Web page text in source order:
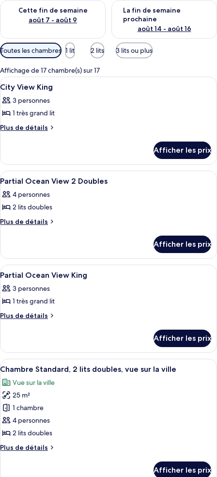
Cette fin de semaine
août 7 - août 9
Vérifier la disponibilité pour cette fin de semaine août 7 -
La fin de semaine
prochaine
août 14 - août 16
Vérifier la disponibilité pour
Filtres
disponibles
pour
les
chambres
Toutes les chambres 1 lit 2 lits 3 lits ou plus
Affichage de 17 chambre(s) sur 17
Afficher
toutes
les
photos
pour
de
chambre :
City
View
King
Une chambre d’hôtel avec un grand
8
City View King
3 personnes
1 très grand lit
Plus de détails
Plus
City
View
King
Afficher les prix
Afficher
toutes
les
photos
pour
de
chambre :
Partial
Ocean
View
Doubles
Une chambre d’hôtel avec un lit,
8
Partial Ocean View 2 Doubles
4 personnes
2 lits doubles
Plus de détails
Plus
Partial
Ocean
View
Doubles
Afficher les prix
Afficher
toutes
les
photos
pour
de
chambre :
Partial
Ocean
View
King
Une chambre d’hôtel avec un lit,
8
Partial Ocean View King
3 personnes
1 très grand lit
Plus de détails
Plus
Partial
Ocean
View
Afficher les prix
Afficher
toutes
les
photos
pour
ce
type
chambre :
Coffre-fort, rideaux
11
Chambre Standard, 2 lits doubles, vue sur la ville
Vue sur la ville
25 m²
1 chambre
4 personnes
2 lits doubles
Plus de détails
Plus
Afficher les prix